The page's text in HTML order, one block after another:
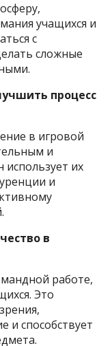
учащихся и
с
сложные
процесс
в игровой
и
их
и
в
работе,
Это
и способствует